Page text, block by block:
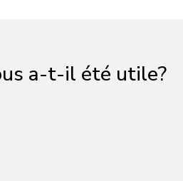
a-t-il été utile?